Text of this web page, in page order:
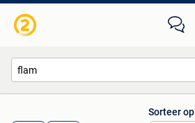
Sorteer op